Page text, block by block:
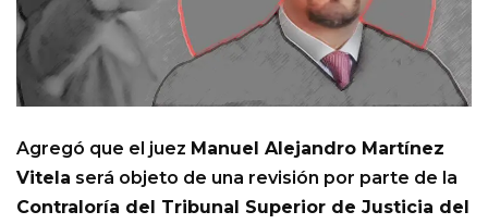
Agregó que el juez Manuel Alejandro Martínez
Vitela será objeto de una revisión por parte de la
Contraloría del Tribunal Superior de Justicia del